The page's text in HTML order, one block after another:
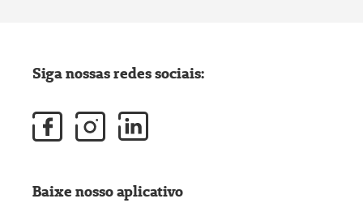
Siga nossas redes sociais:
Baixe nosso aplicativo